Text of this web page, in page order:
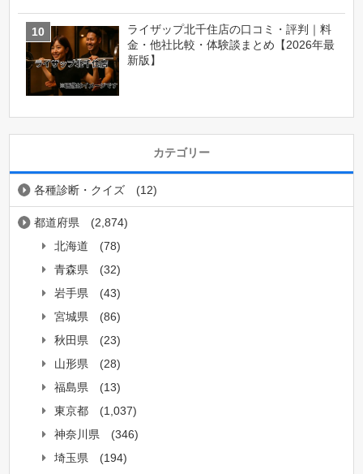
ライザップ北千住店の口コミ・評判｜料
金・他社比較・体験談まとめ【2026年最
新版】
カテゴリー
各種診断・クイズ (12)
都道府県
(2,874)
北海道
(78)
青森県
(32)
岩手県
(43)
宮城県
(86)
秋田県
(23)
山形県
(28)
福島県
(13)
東京都
(1,037)
神奈川県
(346)
埼玉県
(194)